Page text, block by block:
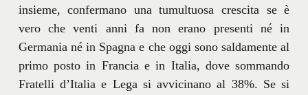
insieme, confermano una tumultuosa crescita se è
vero che venti anni fa non erano presenti né in
Germania né in Spagna e che oggi sono saldamente al
primo posto in Francia e in Italia, dove sommando
Fratelli d’Italia e Lega si avvicinano al 38%. Se si